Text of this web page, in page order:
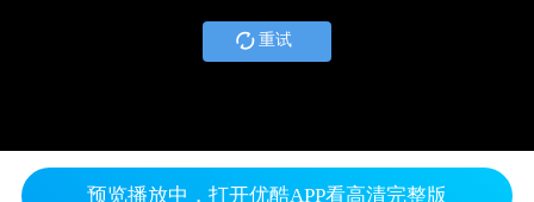
重试
预览播放中，打开优酷APP看高清完整版